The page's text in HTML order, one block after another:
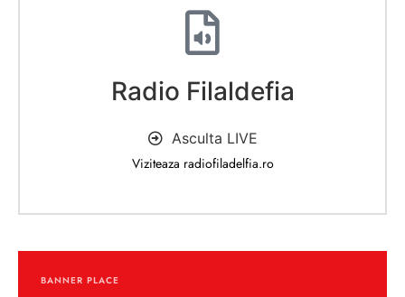
Radio Filaldefia
Asculta LIVE
Viziteaza radiofiladelfia.ro
BANNER PLACE